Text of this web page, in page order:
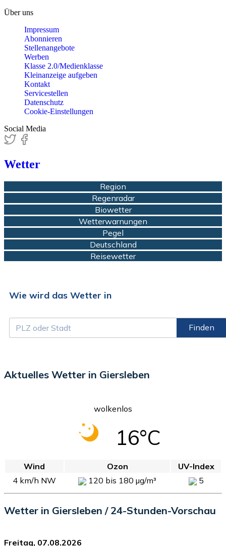
Über uns
Impressum
Abonnieren
Stellenangebote
Werben
Klasse 2.0/Medienklasse
Kleinanzeige aufgeben
Kontakt
Servicestellen
Datenschutz
Cookie-Einstellungen
Social Media
Wetter
Region
Regenradar
Biowetter
Wetterwarnungen
Pegel
Deutschland
Reisewetter
Wie wird das Wetter in
Finden
Aktuelles Wetter in Giersleben
wolkenlos
16°C
Wind Ozon
UV-Index
4 km/h NW
120 bis 180 µg/m³ 5
Wetter in Giersleben / 24-Stunden-Vorschau
Freitag, 07.08.2026